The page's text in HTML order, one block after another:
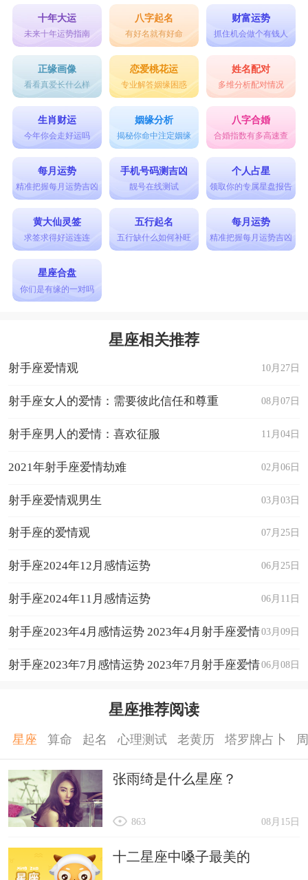
十年大运
未来十年运势指南
八字起名
有好名就有好命
财富运势
抓住机会做个有钱人
正缘画像
看看真爱长什么样
恋爱桃花运
专业解答姻缘困惑
姓名配对
多维分析配对情况
生肖财运
今年你会走好运吗
姻缘分析
揭秘你命中注定姻缘
八字合婚
合婚指数有多高速查
每月运势
精准把握每月运势吉凶
手机号码测吉凶
靓号在线测试
个人占星
领取你的专属星盘报告
黄大仙灵签
求签求得好运连连
五行起名
五行缺什么如何补旺
每月运势
精准把握每月运势吉凶
星座合盘
你们是有缘的一对吗
星座相关推荐
10月27日
射手座爱情观
08月07日
射手座女人的爱情：需要彼此信任和尊重
11月04日
射手座男人的爱情：喜欢征服
02月06日
2021年射手座爱情劫难
03月03日
射手座爱情观男生
07月25日
射手座的爱情观
06月25日
射手座2024年12月感情运势
06月11日
射手座2024年11月感情运势
03月09日
射手座2023年4月感情运势 2023年4月射手座爱情
运程详解 06月08日
射手座2023年7月感情运势 2023年7月射手座爱情
星座推荐阅读
星座 算命 起名 心理测试 老黄历 塔罗牌占卜
张雨绮是什么星座？
08月15日
863
十二星座中嗓子最美的